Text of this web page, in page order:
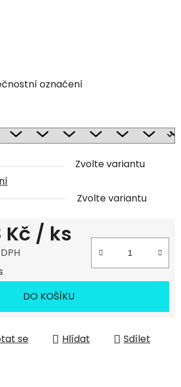
označení
Zvolte variantu
Zvolte variantu
Kč / ks
DO KOŠÍKU
se Hlídat Sdílet